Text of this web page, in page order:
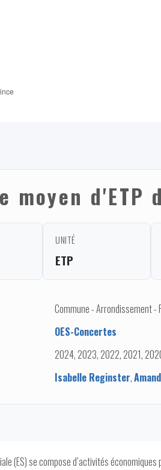
moyen
UNITÉ
ETP
Commune - Arrondissement -
OES-Concertes
2024, 2023, 2022, 2021,
Isabelle Reginster,
(ES) se compose d’activités